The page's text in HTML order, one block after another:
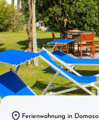
Ferienwohnung in Domaso